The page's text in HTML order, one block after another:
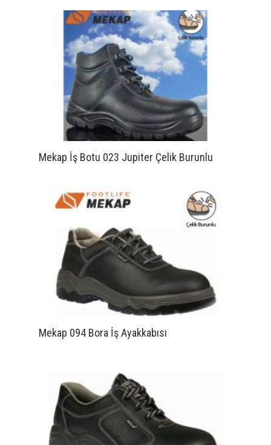
Mekap İş Botu 023 Jupiter Çelik Burunlu
Mekap 094 Bora İş Ayakkabısı